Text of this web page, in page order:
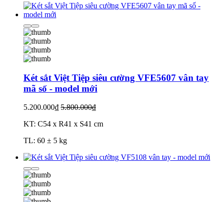
Két sắt Việt Tiệp siêu cường VFE5607 vân tay
mã số - model mới
5.200.000₫ 5.800.000₫
KT: C54 x R41 x S41 cm
TL: 60 ± 5 kg